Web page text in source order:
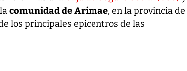
comunidad de Arimae, en la provincia de
los principales epicentros de las